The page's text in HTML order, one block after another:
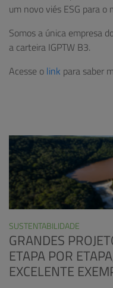
um novo viés ESG para o
Somos a única empresa
a carteira IGPTW B3.
Acesse o link para saber
SUSTENTABILIDADE
GRANDES
ETAPA POR
EXCELENTE